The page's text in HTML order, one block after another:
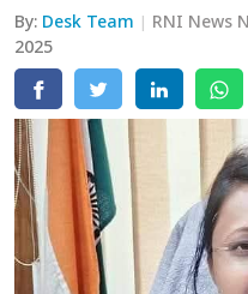
शिक्षा
वेब स्टोरी
By: Desk Team RNI News
2025
आगरा
अयोध्या
अलीगढ़
मथुरा
मेरठ
मुरादाबाद